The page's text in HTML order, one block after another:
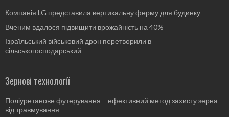
Компанія LG представила вертикальну ферму для будинку
Вченим вдалося підвищити врожайність на 40%
Ізраїльський військовий дрон перетворили в
сільськогосподарський
Зернові технології
Поліуретанове футерування – ефективний метод захисту зерна
від травмування